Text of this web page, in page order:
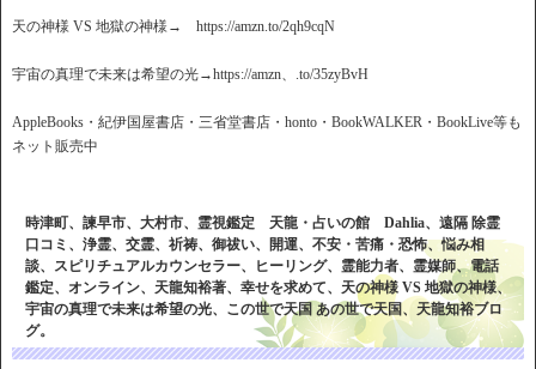
天の神様 VS 地獄の神様→ https://amzn.to/2qh9cqN
宇宙の真理で未来は希望の光→https://amzn、.to/35zyBvH
AppleBooks・紀伊国屋書店・三省堂書店・honto・BookWALKER・BookLive等も
ネット販売中
時津町、諫早市、大村市、霊視鑑定 天龍・占いの館 Dahlia、遠隔 除霊
口コミ、浄霊、交霊、祈祷、御祓い、開運、不安・苦痛・恐怖、悩み相
談、スピリチュアルカウンセラー、ヒーリング、霊能力者、霊媒師、電話
鑑定、オンライン、天龍知裕著、幸せを求めて、天の神様 VS 地獄の神様、
宇宙の真理で未来は希望の光、この世で天国 あの世で天国、天龍知裕ブロ
グ。